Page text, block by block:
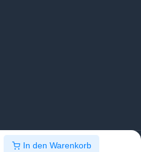
In den Warenkorb
Alle Rechte vorbehalten